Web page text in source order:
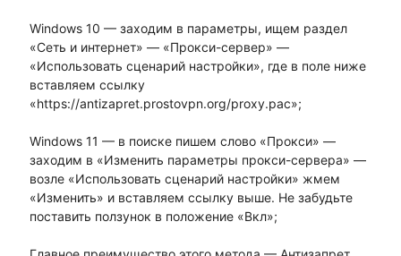
Windows 10 — заходим в параметры, ищем раздел
«Сеть и интернет» — «Прокси-сервер» —
«Использовать сценарий настройки», где в поле ниже
вставляем ссылку
«https://antizapret.prostovpn.org/proxy.pac»;
Windows 11 — в поиске пишем слово «Прокси» —
заходим в «Изменить параметры прокси-сервера» —
возле «Использовать сценарий настройки» жмем
«Изменить» и вставляем ссылку выше. Не забудьте
поставить ползунок в положение «Вкл»;